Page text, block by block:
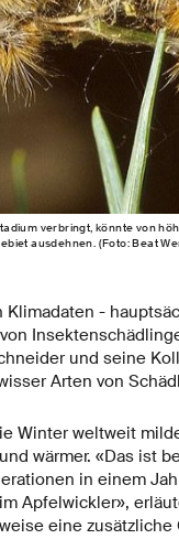
verbringt, könnte von
ausdehnen. (Foto: Beat
-
und seine
Arten von
Winter weltweit
wärmer. «Das ist
in einem
Apfelwickler»,
eine zusätzliche